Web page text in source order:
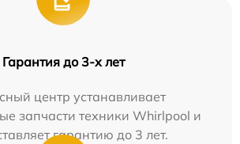
Гарантия до 3-х лет
центр устанавливает
запчасти техники Whirlpool и
гарантию до 3 лет.